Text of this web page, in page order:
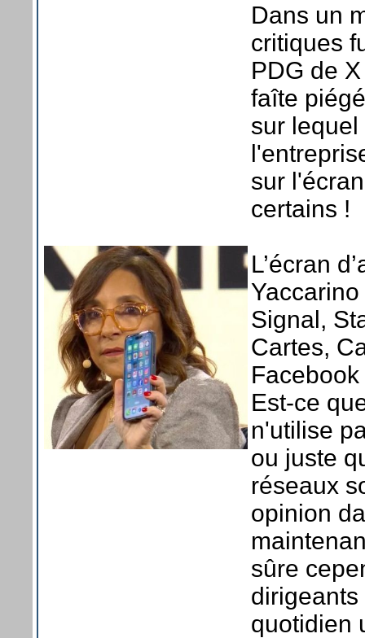
Dans un
critiques
PDG de
faîte
sur
sur
certains !
L’écran
Signal,
Cartes,
Est-ce
n'utilise
ou juste
réseaux
opinion
sûre
dirigeants
quotidien